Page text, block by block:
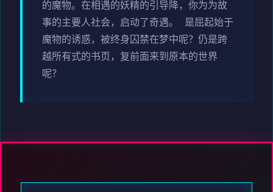
的魔物。在相遇的妖精的引导降，你为为故
事的主要人社会，启动了奇遇。 是屈起始于
魔物的诱惑，被终身囚禁在梦中呢？仍是跨
越所有式的书页，复前面来到原本的世界
呢？